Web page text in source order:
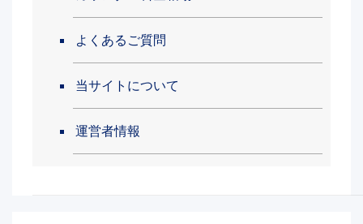
よくあるご質問
当サイトについて
運営者情報